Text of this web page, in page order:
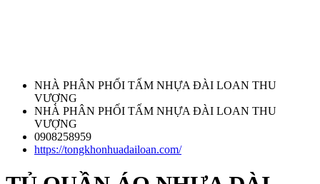
NHÀ PHÂN PHỐI TẤM NHỰA ĐÀI LOAN THU
VƯỢNG
NHÀ PHÂN PHỐI TẤM NHỰA ĐÀI LOAN THU
VƯỢNG
0908258959
https://tongkhonhuadailoan.com/